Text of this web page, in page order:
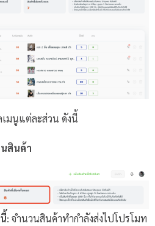
เมนูแต่ละส่วน ดังนี้
สินค้า
: จำนวนสินค้าทำกำลังส่งไปโปรโมท